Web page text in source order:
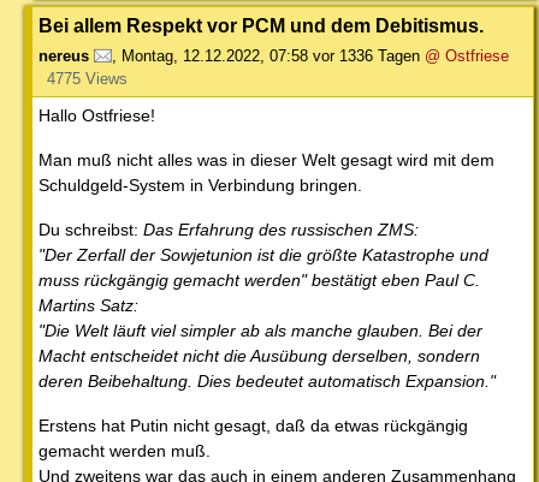
Bei allem Respekt vor PCM und dem Debitismus.
nereus , Montag, 12.12.2022, 07:58 vor 1336 Tagen @ Ostfriese
4775 Views
Hallo Ostfriese!
Man muß nicht alles was in dieser Welt gesagt wird mit dem
Schuldgeld-System in Verbindung bringen.
Du schreibst: Das Erfahrung des russischen ZMS:
"Der Zerfall der Sowjetunion ist die größte Katastrophe und
muss rückgängig gemacht werden" bestätigt eben Paul C.
Martins Satz:
"Die Welt läuft viel simpler ab als manche glauben. Bei der
Macht entscheidet nicht die Ausübung derselben, sondern
deren Beibehaltung. Dies bedeutet automatisch Expansion."
Erstens hat Putin nicht gesagt, daß da etwas rückgängig
gemacht werden muß.
Und zweitens war das auch in einem anderen Zusammenhang